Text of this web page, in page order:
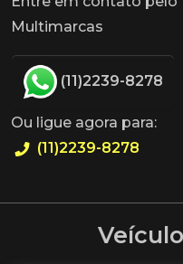
Multimarcas
(11)2239-8278
Ou ligue agora para:
(11)2239-8278